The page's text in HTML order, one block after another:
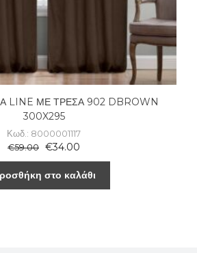
LINE ΜΕ ΤΡΕΣΑ 902 DBROWN
300X295
Κωδ.: 8000001117
€59.00 €34.00
στο καλάθι